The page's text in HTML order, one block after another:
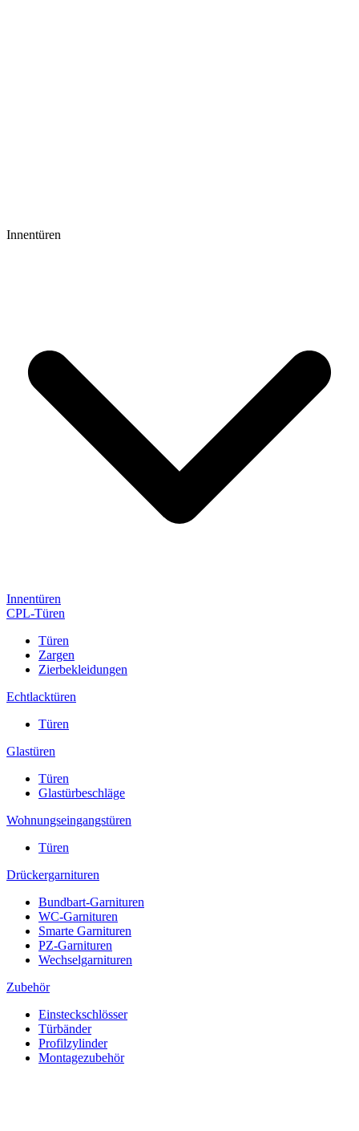
Innentüren
Innentüren
CPL-Türen
Türen
Zargen
Zierbekleidungen
Echtlacktüren
Türen
Glastüren
Türen
Glastürbeschläge
Wohnungseingangstüren
Türen
Drückergarnituren
Bundbart-Garnituren
WC-Garnituren
Smarte Garnituren
PZ-Garnituren
Wechselgarnituren
Zubehör
Einsteckschlösser
Türbänder
Profilzylinder
Montagezubehör